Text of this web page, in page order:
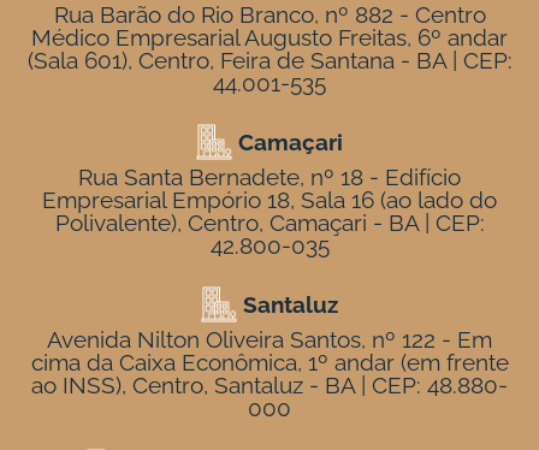
Rua Barão do Rio Branco, nº 882 - Centro
Médico Empresarial Augusto Freitas, 6º andar
(Sala 601), Centro, Feira de Santana - BA | CEP:
44.001-535
Camaçari
Rua Santa Bernadete, nº 18 - Edifício
Empresarial Empório 18, Sala 16 (ao lado do
Polivalente), Centro, Camaçari - BA | CEP:
42.800-035
Santaluz
Avenida Nilton Oliveira Santos, nº 122 - Em
cima da Caixa Econômica, 1º andar (em frente
ao INSS), Centro, Santaluz - BA | CEP: 48.880-
000